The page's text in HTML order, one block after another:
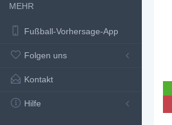
MEHR
Fußball-Vorhersage-App
Folgen uns
Kontakt
Hilfe